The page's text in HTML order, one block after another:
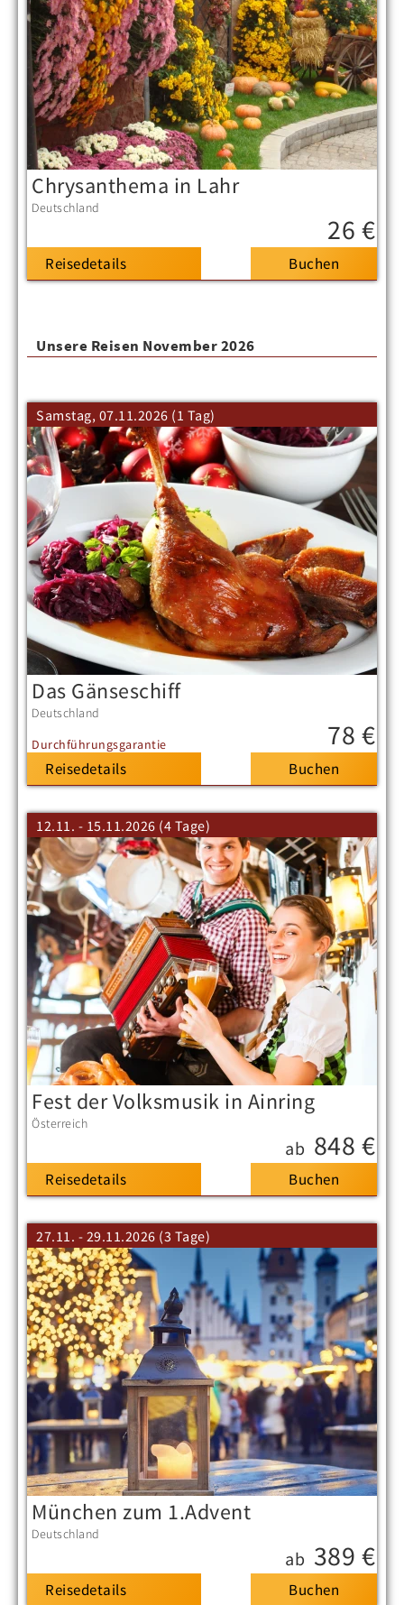
Chrysanthema in Lahr
Deutschland
26 €
Reisedetails
Unsere Reisen November 2026
Samstag, 07.11.2026 (1 Tag)
Das Gänseschiff
Deutschland
Durchführungsgarantie
78 €
Reisedetails
12.11. - 15.11.2026 (4 Tage)
Fest der Volksmusik in Ainring
Österreich
ab 848 €
Reisedetails
27.11. - 29.11.2026 (3 Tage)
München zum 1.Advent
Deutschland
ab 389 €
Reisedetails